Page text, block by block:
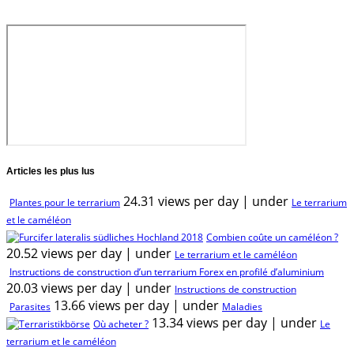
Articles les plus lus
Plantes pour le terrarium 24.31 views per day | under Le terrarium
et le caméléon
Combien coûte un caméléon ?
20.52 views per day | under Le terrarium et le caméléon
Instructions de construction d’un terrarium Forex en profilé d’aluminium
20.03 views per day | under Instructions de construction
Parasites 13.66 views per day | under Maladies
Où acheter ? 13.34 views per day | under Le
terrarium et le caméléon